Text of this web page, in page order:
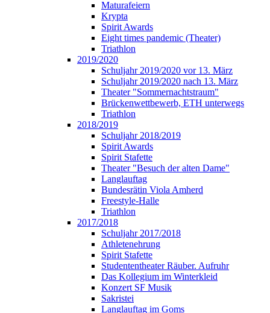
Maturafeiern
Krypta
Spirit Awards
Eight times pandemic (Theater)
Triathlon
2019/2020
Schuljahr 2019/2020 vor 13. März
Schuljahr 2019/2020 nach 13. März
Theater "Sommernachtstraum"
Brückenwettbewerb, ETH unterwegs
Triathlon
2018/2019
Schuljahr 2018/2019
Spirit Awards
Spirit Stafette
Theater "Besuch der alten Dame"
Langlauftag
Bundesrätin Viola Amherd
Freestyle-Halle
Triathlon
2017/2018
Schuljahr 2017/2018
Athletenehrung
Spirit Stafette
Studententheater Räuber. Aufruhr
Das Kollegium im Winterkleid
Konzert SF Musik
Sakristei
Langlauftag im Goms